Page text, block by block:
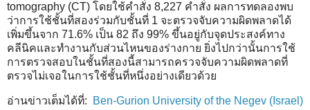
tomography (CT) โดยใช้คำสั่ง 8,227 คำสั่ง ผลการทดลองพบ
ว่าการใช้ชั้นที่สองร่วมกับชั้นที่ 1 จะตรวจจับความผิดพลาดได้
เพิ่มขึ้นจาก 71.6% เป็น 82 ถึง 99% ขึ้นอยู่กับจุดประสงค์ทาง
คลีนิคและทำงานกับส่วนไหนของร่างกาย ยิ่งไปกว่านั้นการใช้
การตรวจสอบในชั้นที่สองนี้สามารถครวจจับความผิดพลาดที่
ตรวจไม่เจอในการใช้ชั้นที่หนึ่งอย่างเดียวด้วย
อ่านข่าวเต็มได้ที่: Ben-Gurion University of the Negev (Israel)